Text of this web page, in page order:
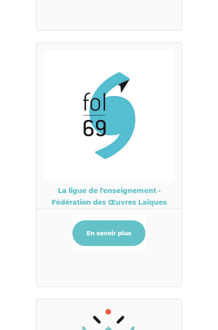
La ligue de l'enseignement -
Fédération des Œuvres Laïques